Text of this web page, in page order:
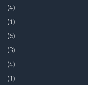
(4)
(1)
(6)
(3)
(4)
(1)